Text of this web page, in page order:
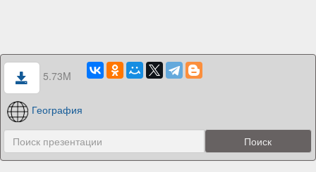
5.73M
География